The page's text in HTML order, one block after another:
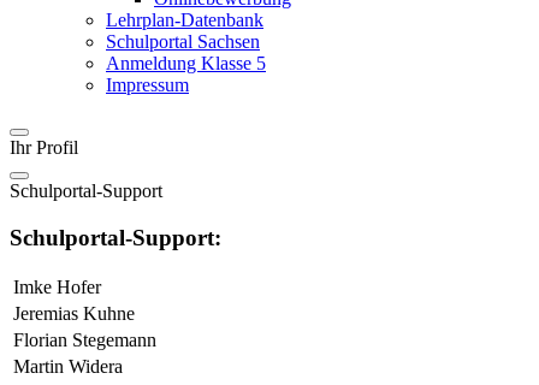
Lehrplan-Datenbank
Schulportal Sachsen
Anmeldung Klasse 5
Impressum
Ihr Profil
Schulportal-Support
Schulportal-Support:
Imke Hofer
Jeremias Kuhne
Florian Stegemann
Martin Widera